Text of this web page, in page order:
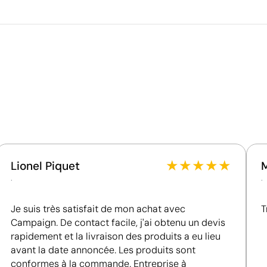
Poids de la boîte extérieure
Position:côté gauche
La certification FSC garantit une gestion forestière
responsable et la traçabilité du bois utilisé.
Platinum, figurant parmi le 1 % des entreprises les
mieux classées en matière de performance ESG.
Pays d’origine - Points: 10 / 10
Fabriqué en Allemagne, en Europe, avec une plus
Lionel Piquet
.
★★★★★
Je suis très satisfait de mon achat avec
Campaign. De contact facile, j'ai obtenu un devis
rapidement et la livraison des produits a eu lieu
avant la date annoncée. Les produits sont
conformes à la commande. Entreprise à
.